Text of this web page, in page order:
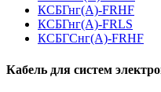
КСБГнг(А)-FRHF
КСБГнг(А)-FRLS
КСБГСнг(А)-FRHF
Кабель для систем